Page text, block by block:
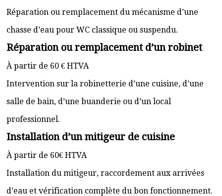
Réparation ou remplacement du mécanisme d’une
chasse d’eau pour WC classique ou suspendu.
Réparation ou remplacement d’un robinet
À partir de 60 € HTVA
Intervention sur la robinetterie d’une cuisine, d’une
salle de bain, d’une buanderie ou d’un local
professionnel.
Installation d’un mitigeur de cuisine
À partir de 60€ HTVA
Installation du mitigeur, raccordement aux arrivées
d’eau et vérification complète du bon fonctionnement.